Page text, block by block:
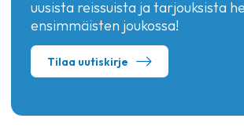
uusista reissuista ja tarjouksista
ensimmäisten joukossa!
Tilaa uutiskirje